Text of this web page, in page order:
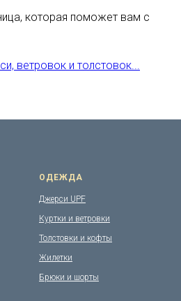
которая поможет вам с
ветровок и толстовок...
ОДЕЖДА
Джерси UPF
Куртки и ветровки
Толстовки и кофты
Жилетки
Брюки и шорты